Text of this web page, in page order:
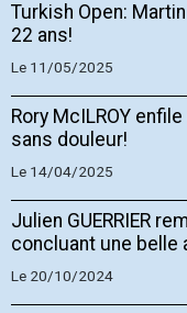
Turkish Open:
22 ans!
Le 11/05/2025
Rory McILROY
sans douleur!
Le 14/04/2025
Julien GUERRIER
concluant une belle
Le 20/10/2024